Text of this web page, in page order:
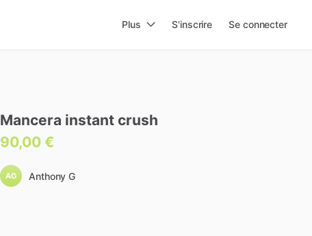
Plus S'inscrire Se connecter
Mancera instant crush
90,00 €
AG Anthony G